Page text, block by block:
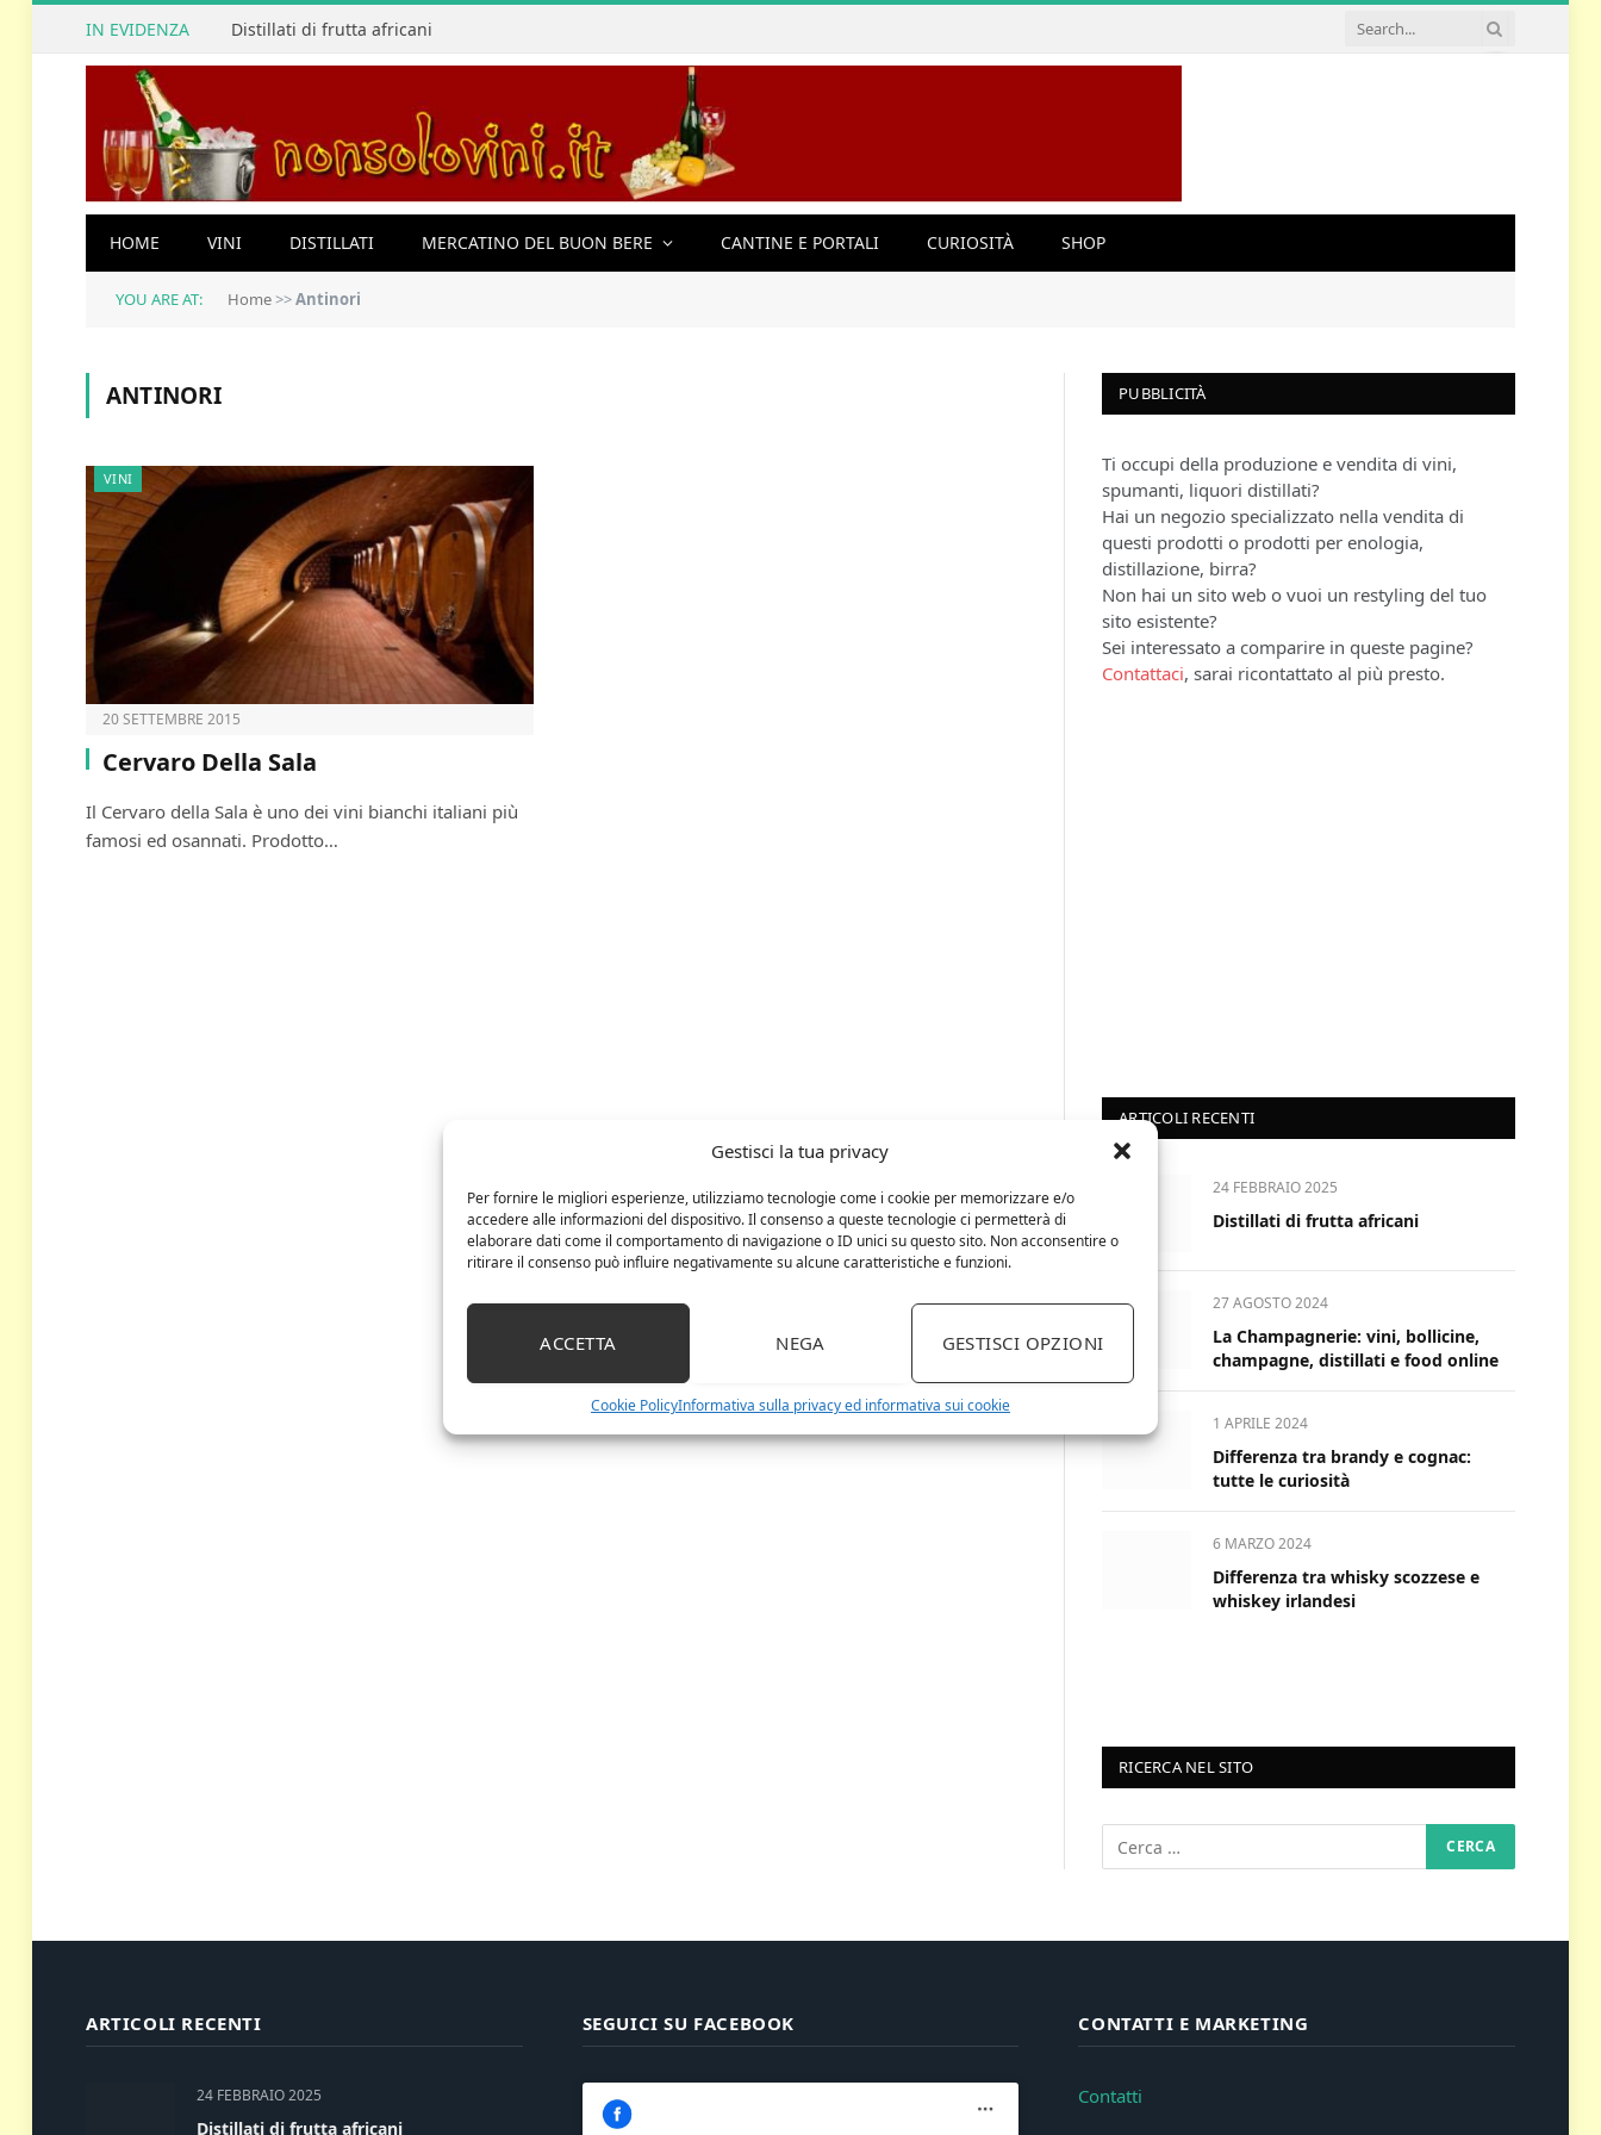
Gestisci la tua privacy
Per fornire le migliori esperienze, utilizziamo tecnologie come i cookie per memorizzare e/o
accedere alle informazioni del dispositivo. Il consenso a queste tecnologie ci permetterà di
elaborare dati come il comportamento di navigazione o ID unici su questo sito. Non acconsentire o
ritirare il consenso può influire negativamente su alcune caratteristiche e funzioni.
ACCETTA NEGA GESTISCI OPZIONI
Cookie PolicyInformativa sulla privacy ed informativa sui cookie
IN EVIDENZA Distillati di frutta africani
HOME VINI DISTILLATI MERCATINO DEL BUON BERE CANTINE E PORTALI CURIOSITÀ SHOP
YOU ARE AT: Home>>Antinori
ANTINORI
VINI
20 SETTEMBRE 2015
Cervaro Della Sala
Il Cervaro della Sala è uno dei vini bianchi italiani più
famosi ed osannati. Prodotto…
PUBBLICITÀ
Ti occupi della produzione e vendita di vini,
spumanti, liquori distillati?
Hai un negozio specializzato nella vendita di
questi prodotti o prodotti per enologia,
distillazione, birra?
Non hai un sito web o vuoi un restyling del tuo
sito esistente?
Sei interessato a comparire in queste pagine?
Contattaci, sarai ricontattato al più presto.
ARTICOLI RECENTI
24 FEBBRAIO 2025
Distillati di frutta africani
27 AGOSTO 2024
La Champagnerie: vini, bollicine,
champagne, distillati e food online
1 APRILE 2024
Differenza tra brandy e cognac:
tutte le curiosità
6 MARZO 2024
Differenza tra whisky scozzese e
whiskey irlandesi
RICERCA NEL SITO
ARTICOLI RECENTI
24 FEBBRAIO 2025
Distillati di frutta africani
SEGUICI SU FACEBOOK CONTATTI E MARKETING
Contatti